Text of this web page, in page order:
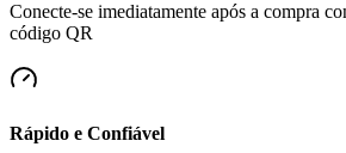
Conecte-se imediatamente após a compra
código QR
Rápido e Confiável